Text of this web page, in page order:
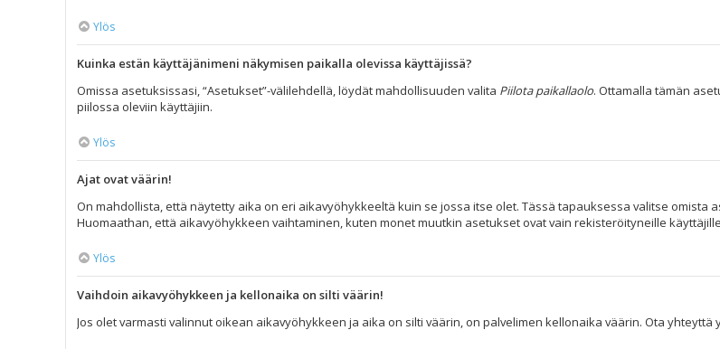
Ylös
Kuinka estän käyttäjänimeni näkymisen paikalla olevissa käyttäjissä?
Omissa asetuksissasi, “Asetukset”-välilehdellä, löydät mahdollisuuden valita Piilota paikallaolo. Ottamalla tämän
piilossa oleviin käyttäjiin.
Ylös
Ajat ovat väärin!
On mahdollista, että näytetty aika on eri aikavyöhykkeeltä kuin se jossa itse olet. Tässä tapauksessa valitse omista
Huomaathan, että aikavyöhykkeen vaihtaminen, kuten monet muutkin asetukset ovat vain rekisteröityneille
Ylös
Vaihdoin aikavyöhykkeen ja kellonaika on silti väärin!
Jos olet varmasti valinnut oikean aikavyöhykkeen ja aika on silti väärin, on palvelimen kellonaika väärin. Ota